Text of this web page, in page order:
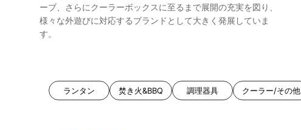
ーブ、さらにクーラーボックスに至るまで展開の充実を図り、
様々な外遊びに対応するブランドとして大きく発展していま
す。
ランタン 焚き火&BBQ 調理器具 クーラー/その他